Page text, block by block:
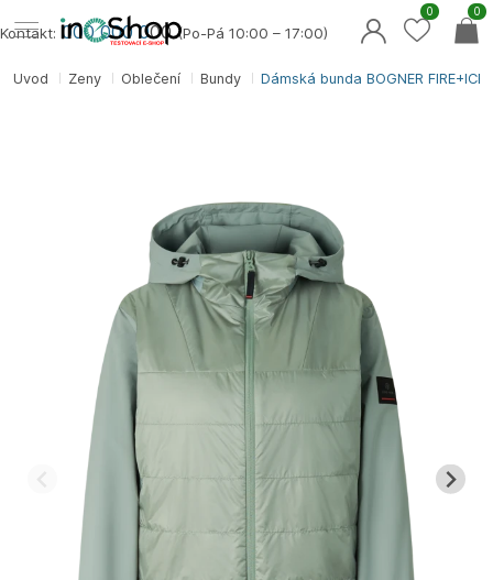
Úvod Ženy Oblečení Bundy Dámská bunda BOGNER FIRE+ICE
Kontakt: 000 000 000(Po-Pá 10:00 – 17:00)
0
0